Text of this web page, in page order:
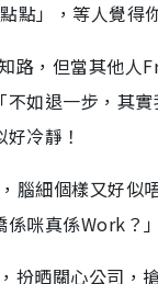
點」，等人覺得
路，但當其他人
不如退一步，其
冷靜！
腦細個樣又好似
咪真係Work？」
扮晒關心公司，